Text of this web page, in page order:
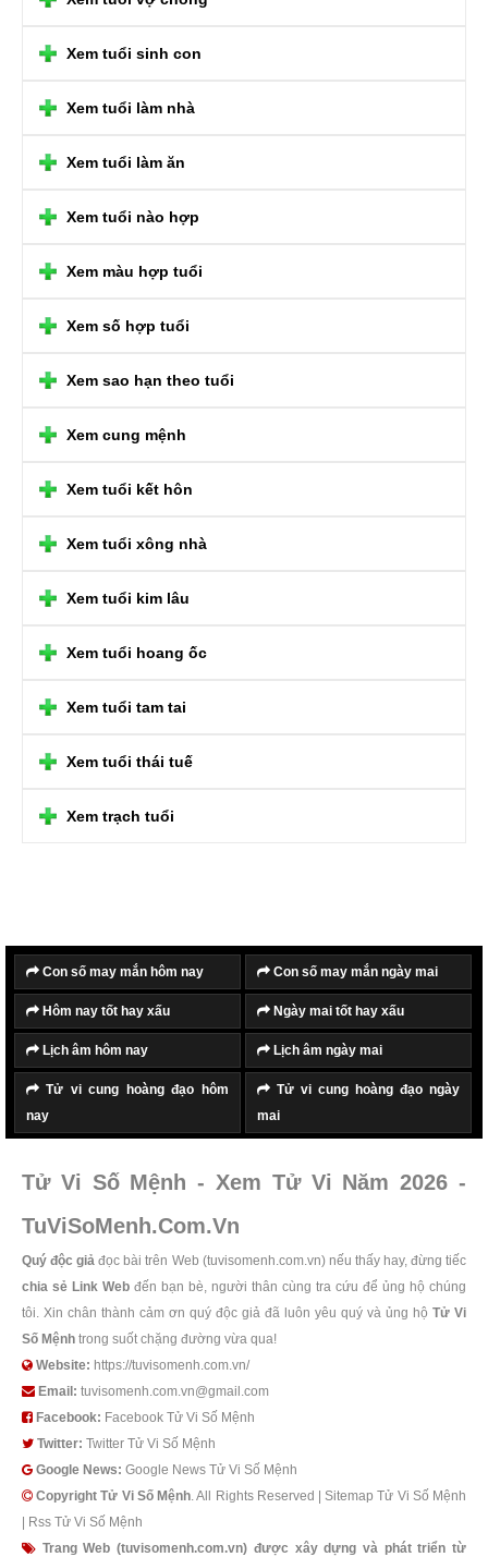
Xem tuổi sinh con
Xem tuổi làm nhà
Xem tuổi làm ăn
Xem tuổi nào hợp
Xem màu hợp tuổi
Xem số hợp tuổi
Xem sao hạn theo tuổi
Xem cung mệnh
Xem tuổi kết hôn
Xem tuổi xông nhà
Xem tuổi kim lâu
Xem tuổi hoang ốc
Xem tuổi tam tai
Xem tuổi thái tuế
Xem trạch tuổi
Con số may mắn hôm nay Con số may mắn ngày mai
Hôm nay tốt hay xấu Ngày mai tốt hay xấu
Lịch âm hôm nay Lịch âm ngày mai
Tử vi cung hoàng đạo hôm
nay
Tử vi cung hoàng đạo ngày
mai
Tử Vi Số Mệnh - Xem Tử Vi Năm 2026 -
TuViSoMenh.Com.Vn
Quý độc giả đọc bài trên Web (tuvisomenh.com.vn) nếu thấy hay, đừng tiếc
chia sẻ Link Web đến bạn bè, người thân cùng tra cứu để ủng hộ chúng
tôi. Xin chân thành cảm ơn quý độc giả đã luôn yêu quý và ủng hộ Tử Vi
Số Mệnh trong suốt chặng đường vừa qua!
Website: https://tuvisomenh.com.vn/
Email: tuvisomenh.com.vn@gmail.com
Facebook: Facebook Tử Vi Số Mệnh
Twitter: Twitter Tử Vi Số Mệnh
Google News: Google News Tử Vi Số Mệnh
Copyright Tử Vi Số Mệnh . All Rights Reserved |Sitemap Tử Vi Số Mệnh
| Rss Tử Vi Số Mệnh
Trang Web (tuvisomenh.com.vn) được xây dựng và phát triển từ